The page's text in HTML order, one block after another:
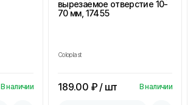
В наличии
вырезаемое отверстие 10-
70 мм, 17455
Coloplast
189.00 ₽ / шт В наличии